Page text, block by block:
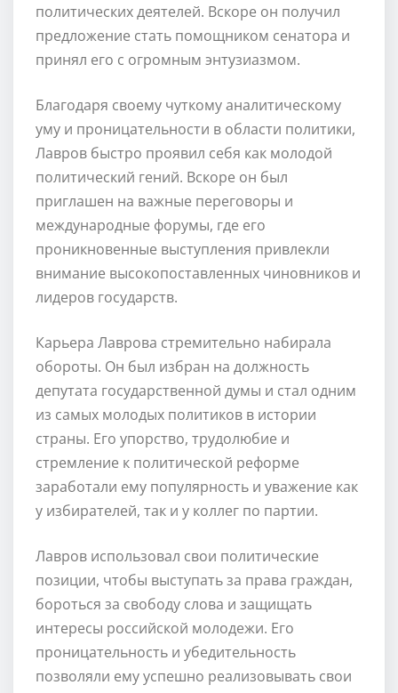
политических деятелей. Вскоре он получил
предложение стать помощником сенатора и
принял его с огромным энтузиазмом.
Благодаря своему чуткому аналитическому
уму и проницательности в области политики,
Лавров быстро проявил себя как молодой
политический гений. Вскоре он был
приглашен на важные переговоры и
международные форумы, где его
проникновенные выступления привлекли
внимание высокопоставленных чиновников и
лидеров государств.
Карьера Лаврова стремительно набирала
обороты. Он был избран на должность
депутата государственной думы и стал одним
из самых молодых политиков в истории
страны. Его упорство, трудолюбие и
стремление к политической реформе
заработали ему популярность и уважение как
у избирателей, так и у коллег по партии.
Лавров использовал свои политические
позиции, чтобы выступать за права граждан,
бороться за свободу слова и защищать
интересы российской молодежи. Его
проницательность и убедительность
позволяли ему успешно реализовывать свои